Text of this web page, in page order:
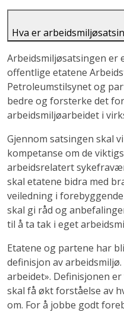
Hva er
Arbeidsmiljøsatsingen er
offentlige etatene
Petroleumstilsynet og
bedre og forsterke det
arbeidsmiljøarbeidet i
Gjennom satsingen skal
kompetanse om de
arbeidsrelatert
skal etatene bidra med
veiledning i
skal gi råd og
til å ta tak i eget
Etatene og partene har
definisjon av
arbeidet». Definisjonen
skal få økt forståelse av
om. For å jobbe godt